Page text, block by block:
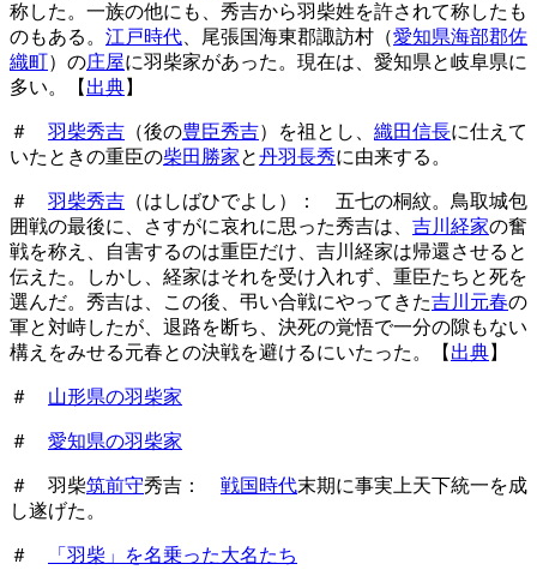
称した。一族の他にも、秀吉から羽柴姓を許されて称したも
のもある。 江戸時代 、尾張国海東郡諏訪村（愛知県海部郡佐
織町）の庄屋に羽柴家があった。現在は、愛知県と岐阜県に
多い。【 出典】
＃ 羽柴秀吉 （後の豊臣秀吉）を祖とし、 織田信長に仕えて
いたときの重臣の柴田勝家と丹羽長秀に由来する。
＃ 羽柴秀吉 （はしばひでよし）： 五七の桐紋。鳥取城包
囲戦の最後に、さすがに哀れに思った秀吉は、 吉川経家の奮
戦を称え、自害するのは重臣だけ、吉川経家は帰還させると
伝えた。しかし、経家はそれを受け入れず、重臣たちと死を
選んだ。秀吉は、この後、弔い合戦にやってきた吉川元春の
軍と対峙したが、退路を断ち、決死の覚悟で一分の隙もない
構えをみせる元春との決戦を避けるにいたった。【 出典】
＃ 山形県の羽柴家
＃ 愛知県の羽柴家
＃ 羽柴筑前守秀吉： 戦国時代末期に事実上天下統一を成
し遂げた。
＃ 「羽柴」を名乗った大名たち